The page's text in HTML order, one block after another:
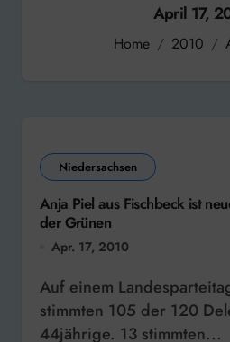
April 17,
Home 2010
Niedersachsen
Anja Piel aus Fischbeck ist
der Grünen
Apr. 17, 2010
Auf einem Landesparteitag in Northeim
stimmten 105 der 120
44jährige. 13 stimmten...